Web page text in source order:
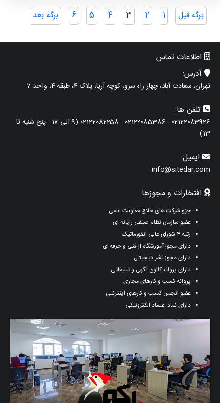
صفحه‌بندی
نوشته‌ها
برگه قبل 1
2
3
4
5
6 برگه بعد
اطلاعات تماس
آدرس:
تهران، سعادت آباد، چهار راه سرو، کوچه آریا، پلاک 4، طبقه 4، واحد 7
تلفن ها:
02122083926 - 02122085386 - 02122082258 (9 الی 17 - پنج شنبه تا
13)
ایمیل:
info@sitedar.com
افتخارات و مجوزها
جزو شرکت های خلاق معاونت علمی
عضو سازمان نظام صنفی رایانه ای
رتبه ۴ شورای عالی انفورماتیک
دارای مجوز آموزشگاه از فنی و حرفه ای
دارای مجوز نشر دیجیتال
دارای پروانه کانون آگهی و تبلیغاتی
پروانه کسب و کارهای مجازی
عضو انجمن کسب و کارهای اینترنتی
دارای نماد اعتماد الکترونیکی